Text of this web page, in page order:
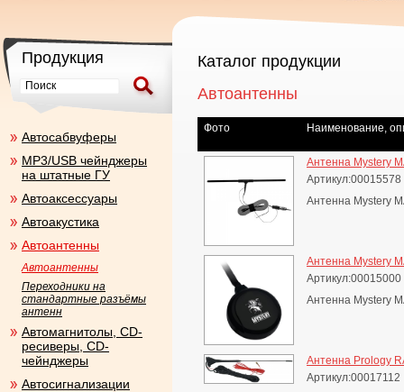
Каталог продукции
Автоантенны
Фото Наименование,
Антенна Mystery
Артикул:00015578
Антенна Mystery
Антенна Mystery
Артикул:00015000
Антенна Mystery
Антенна Prology
Артикул:00017112
Продукция
Aвтосабвуферы
MP3/USB чейнджеры
на штатные ГУ
Автоаксесcуары
Автоакустика
Автоантенны
Автоантенны
Переходники на
стандартные разъёмы
антенн
Автомагнитолы, CD-
ресиверы, CD-
чейнджеры
Автосигнализации